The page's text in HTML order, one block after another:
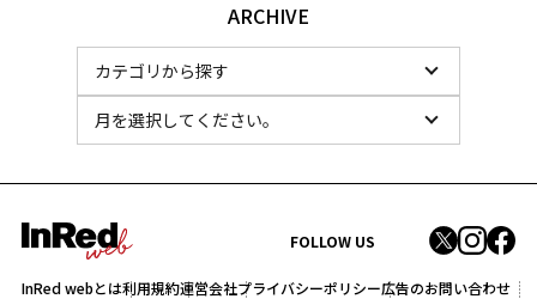
ARCHIVE
FOLLOW US
InRed webとは利用規約運営会社プライバシーポリシー広告のお問い合わせ